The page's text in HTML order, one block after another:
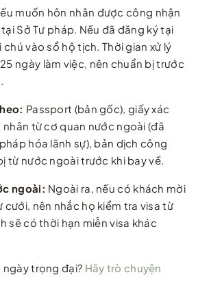
muốn hôn nhân được công nhận
Sở Tư pháp. Nếu đã đăng ký tại
vào sổ hộ tịch. Thời gian xử lý
ngày làm việc, nên chuẩn bị trước
Passport (bản gốc), giấy xác
từ cơ quan nước ngoài (đã
hóa lãnh sự), bản dịch công
từ nước ngoài trước khi bay về.
ngoài: Ngoài ra, nếu có khách mời
cưới, nên nhắc họ kiểm tra visa từ
sẽ có thời hạn miễn visa khác
trọng đại? Hãy trò chuyện